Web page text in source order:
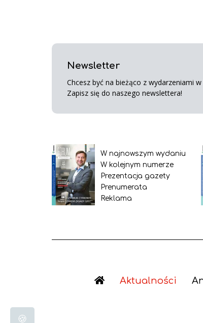
Newsletter
Chcesz być na bieżąco z wydarzeniami
Zapisz się do naszego newslettera!
W najnowszym wydaniu
W kolejnym numerze
Prezentacja gazety
Prenumerata
Reklama
Aktualności
🍪